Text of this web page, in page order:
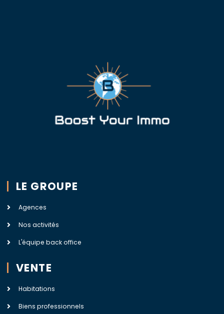
LE GROUPE
Agences
Nos activités
L'équipe back office
VENTE
Habitations
Biens professionnels